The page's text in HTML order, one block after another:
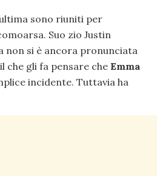
sono riuniti per
Suo zio Justin
non si è ancora pronunciata
che gli fa pensare che Emma
incidente. Tuttavia ha